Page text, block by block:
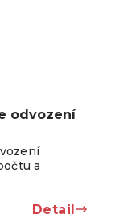
odvození
a
Detail